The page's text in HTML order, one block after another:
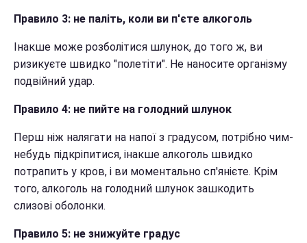
Правило 3: не паліть, коли ви п'єте алкоголь
Інакше може розболітися шлунок, до того ж, ви
ризикуєте швидко "полетіти". Не наносите організму
подвійний удар.
Правило 4: не пийте на голодний шлунок
Перш ніж налягати на напої з градусом, потрібно чим-
небудь підкріпитися, інакше алкоголь швидко
потрапить у кров, і ви моментально сп'янієте. Крім
того, алкоголь на голодний шлунок зашкодить
слизові оболонки.
Правило 5: не знижуйте градус